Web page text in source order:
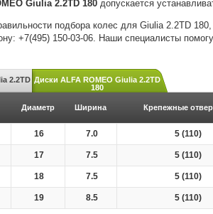
Giulia 2.2TD 180 допускается
подбора колес для Giulia 2.2TD
+7(495) 150-03-06. Наши специалисты
2.2TD Диски ALFA ROMEO Giulia 2.2TD
180
Диаметр Ширина Крепежные
16 7.0 5 (110)
17 7.5 5 (110)
18 7.5 5 (110)
19 8.5 5 (110)